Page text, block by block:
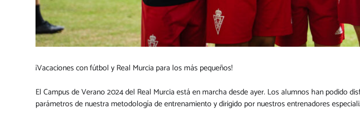
¡Vacaciones con fútbol y Real Murcia para los más pequeños!
El Campus de Verano 2024 del Real Murcia está en marcha desde ayer. Los alumnos han podido
parámetros de nuestra metodología de entrenamiento y dirigido por nuestros entrenadores